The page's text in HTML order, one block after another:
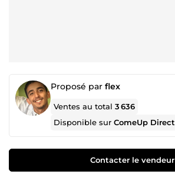
Proposé par flex
Ventes au total3 636
Disponible surComeUp Direct
Contacter le vendeur